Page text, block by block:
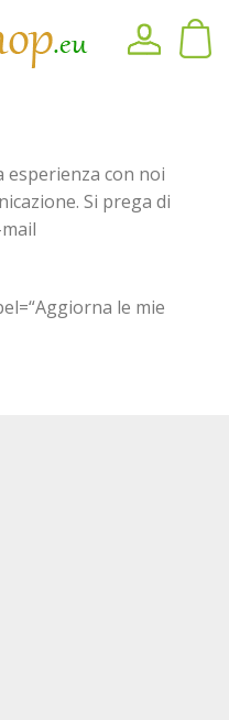
con noi
Si prega di
le mie